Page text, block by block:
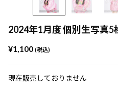
2024年1月度 個別生写真5
¥1,100 (税込)
現在販売しておりません